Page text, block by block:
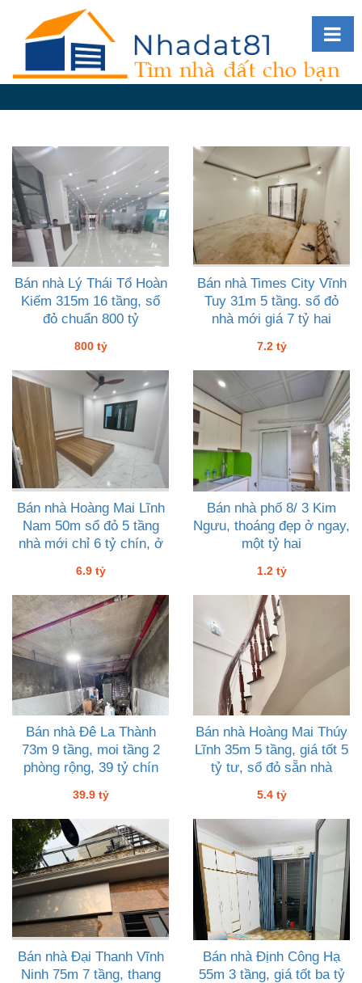
đàn
Giới
Tin
nhà
đất
videos
Tìm
kiếm
Đăng
nhập
Bán nhà Lý Thái Tổ Hoàn
Kiếm 315m 16 tầng, sổ
đỏ chuẩn 800 tỷ
800 tỷ
Bán nhà Times City Vĩnh
Tuy 31m 5 tầng. sổ đỏ
nhà mới giá 7 tỷ hai
7.2 tỷ
Bán nhà Hoàng Mai Lĩnh
Nam 50m sổ đỏ 5 tầng
nhà mới chỉ 6 tỷ chín, ở
6.9 tỷ
Bán nhà phố 8/ 3 Kim
Ngưu, thoáng đẹp ở ngay,
một tỷ hai
1.2 tỷ
Bán nhà Đê La Thành
73m 9 tầng, moi tầng 2
phòng rộng, 39 tỷ chín
39.9 tỷ
Bán nhà Hoàng Mai Thúy
Lĩnh 35m 5 tầng, giá tốt 5
tỷ tư, sổ đỏ sẵn nhà
5.4 tỷ
Bán nhà Đại Thanh Vĩnh
Ninh 75m 7 tầng, thang
Bán nhà Định Công Hạ
55m 3 tầng, giá tốt ba tỷ